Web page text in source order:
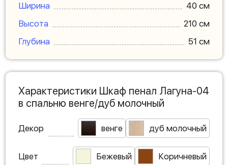
Ширина
40 см
Высота
210 см
Глубина
51 см
Характеристики Шкаф пенал Лагуна-04
в спальню венге/дуб молочный
Декор венге дуб молочный
Цвет Бежевый Коричневый